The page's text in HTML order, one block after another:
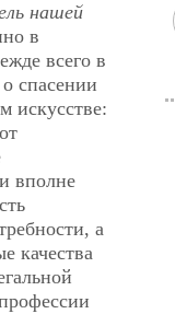
нашей
в
всего в
спасении
искусстве:
вполне
а
качества